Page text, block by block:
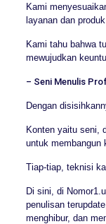
Kami
layanan dan
Kami tahu bahwa
mewujudkan
– Seni Menulis
Dengan
Konten yaitu seni,
untuk membangun
Tiap-tiap, teknisi
Di sini, di
penulisan
menghibur, dan